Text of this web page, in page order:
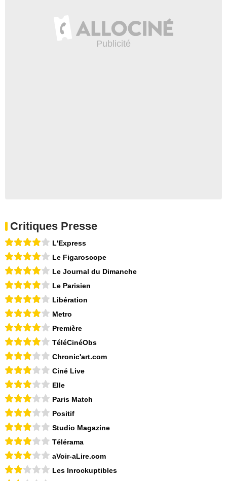
Critiques Presse
L'Express
Le Figaroscope
Le Journal du Dimanche
Le Parisien
Libération
Metro
Première
TéléCinéObs
Chronic'art.com
Ciné Live
Elle
Paris Match
Positif
Studio Magazine
Télérama
aVoir-aLire.com
Les Inrockuptibles